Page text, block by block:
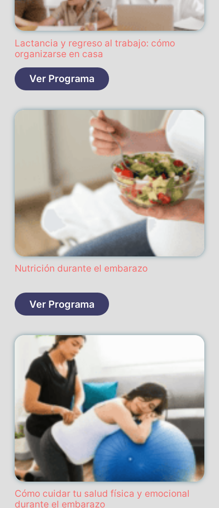
Lactancia y regreso al trabajo: cómo
organizarse en casa
Ver Programa
Nutrición durante el embarazo
Ver Programa
Cómo cuidar tu salud física y emocional
durante el embarazo